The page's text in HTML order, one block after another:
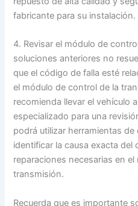
fabricante para su instalación.
4. Revisar el módulo de
soluciones anteriores no
que el código de falla esté
el módulo de control de la
recomienda llevar el vehículo
especializado para una
podrá utilizar herramientas
identificar la causa exacta del
reparaciones necesarias en
transmisión.
Recuerda que es importante